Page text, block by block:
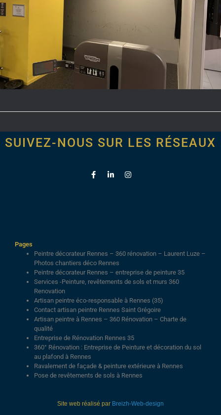
SUIVEZ-NOUS SUR LES RÉSEAUX
Pages
Peintre décorateur Rennes – 360 rénovation – Laurent Luze –
Photos chantiers déco Rennes
Peintre décorateur Rennes – entreprise de peinture 35
Services -Peinture, revêtements de sols et murs 360
Renovation
Artisan peintre éco-responsable à Rennes (35)
Contact artisan peintre Rennes Saint Grégoire
Artisan peintre à Rennes – 360 Rénovation – Charte de
qualité
Entreprise de Rénovation Rennes 35
360° Rénovation : Entreprise de Peinture et décoration du sol
au plafond à Rennes
Ravalement de façade & peinture extérieure à Rennes
Pose de revêtements de sols à Rennes
Site web réalisé par Breizh-Web-design